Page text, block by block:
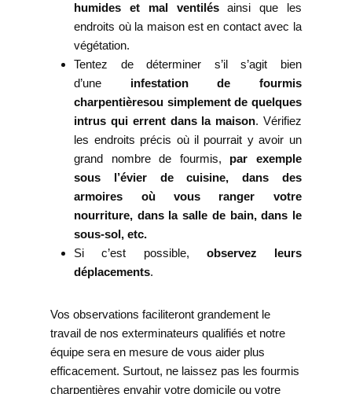
humides et mal ventilésainsi que les
endroits où la maison est en contact avec la
végétation.
Tentez de déterminer s’il s’agit bien
d’une infestation de fourmis
charpentièresou simplement de quelques
intrus qui errent dans la maison. Vérifiez
les endroits précis où il pourrait y avoir un
grand nombre de fourmis, par exemple
sous l’évier de cuisine, dans des
armoires où vous ranger votre
nourriture, dans la salle de bain, dans le
sous-sol, etc.
Si c’est possible, observez leurs
déplacements.
Vos observations faciliteront grandement le
travail de nos exterminateurs qualifiés et notre
équipe sera en mesure de vous aider plus
efficacement. Surtout, ne laissez pas les fourmis
charpentières envahir votre domicile ou votre